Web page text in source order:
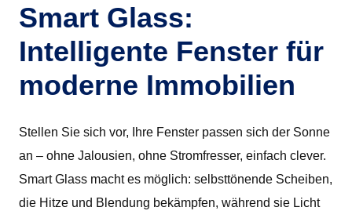
Smart Glass:
Intelligente Fenster für
moderne Immobilien
Stellen Sie sich vor, Ihre Fenster passen sich der Sonne
an – ohne Jalousien, ohne Stromfresser, einfach clever.
Smart Glass macht es möglich: selbsttönende Scheiben,
die Hitze und Blendung bekämpfen, während sie Licht